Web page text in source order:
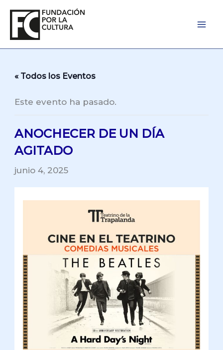
contenido
« Todos los Eventos
Este evento ha pasado.
ANOCHECER DE UN DÍA
AGITADO
junio 4, 2025